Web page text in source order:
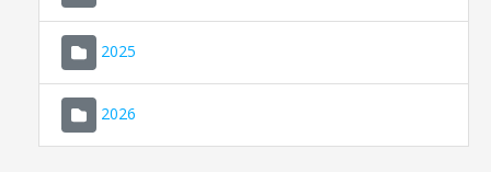
2025
2026